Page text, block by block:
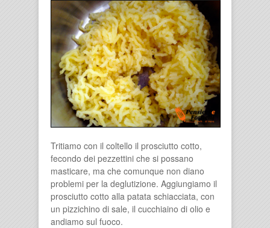
Tritiamo con il coltello il prosciutto cotto,
fecondo dei pezzettini che si possano
masticare, ma che comunque non diano
problemi per la deglutizione. Aggiungiamo il
prosciutto cotto alla patata schiacciata, con
un pizzichino di sale, il cucchiaino di olio e
andiamo sul fuoco.